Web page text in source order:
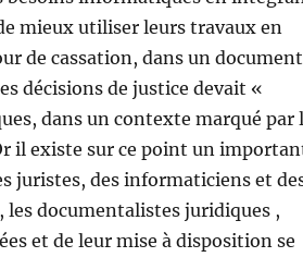
mieux utiliser leurs travaux en
de cassation, dans un document
décisions de justice devait «
dans un contexte marqué par
il existe sur ce point un
juristes, des informaticiens et
les documentalistes juridiques ,
et de leur mise à disposition se